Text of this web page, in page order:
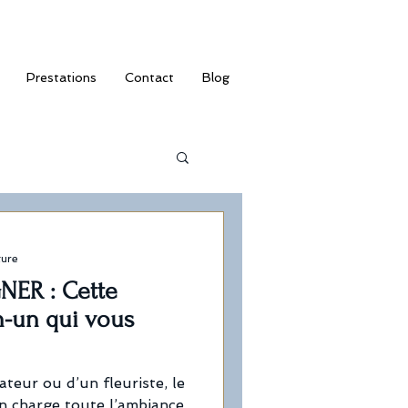
Prestations Contact Blog
: Cette
un qui vous
ou d’un fleuriste, le